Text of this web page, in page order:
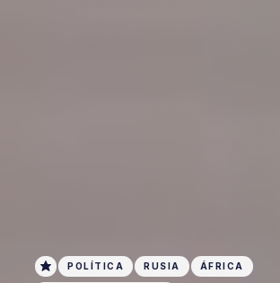
POLÍTICA RUSIA ÁFRICA